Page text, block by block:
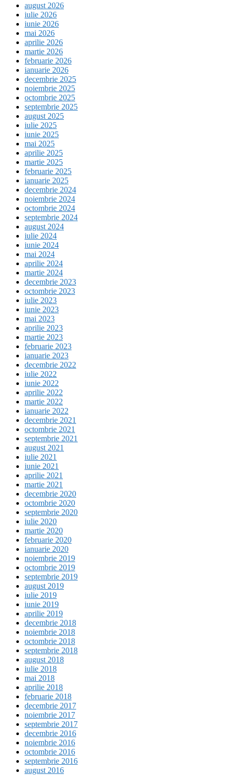
august 2026
iulie 2026
iunie 2026
mai 2026
aprilie 2026
martie 2026
februarie 2026
ianuarie 2026
decembrie 2025
noiembrie 2025
octombrie 2025
septembrie 2025
august 2025
iulie 2025
iunie 2025
mai 2025
aprilie 2025
martie 2025
februarie 2025
ianuarie 2025
decembrie 2024
noiembrie 2024
octombrie 2024
septembrie 2024
august 2024
iulie 2024
iunie 2024
mai 2024
aprilie 2024
martie 2024
decembrie 2023
octombrie 2023
iulie 2023
iunie 2023
mai 2023
aprilie 2023
martie 2023
februarie 2023
ianuarie 2023
decembrie 2022
iulie 2022
iunie 2022
aprilie 2022
martie 2022
ianuarie 2022
decembrie 2021
octombrie 2021
septembrie 2021
august 2021
iulie 2021
iunie 2021
aprilie 2021
martie 2021
decembrie 2020
octombrie 2020
septembrie 2020
iulie 2020
martie 2020
februarie 2020
ianuarie 2020
noiembrie 2019
octombrie 2019
septembrie 2019
august 2019
iulie 2019
iunie 2019
aprilie 2019
decembrie 2018
noiembrie 2018
octombrie 2018
septembrie 2018
august 2018
iulie 2018
mai 2018
aprilie 2018
februarie 2018
decembrie 2017
noiembrie 2017
septembrie 2017
decembrie 2016
noiembrie 2016
octombrie 2016
septembrie 2016
august 2016